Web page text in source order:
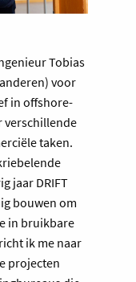
Tobias
voor
in offshore-
verschillende
taken.
jaar DRIFT
bouwen om
in bruikbare
ik me naar
projecten